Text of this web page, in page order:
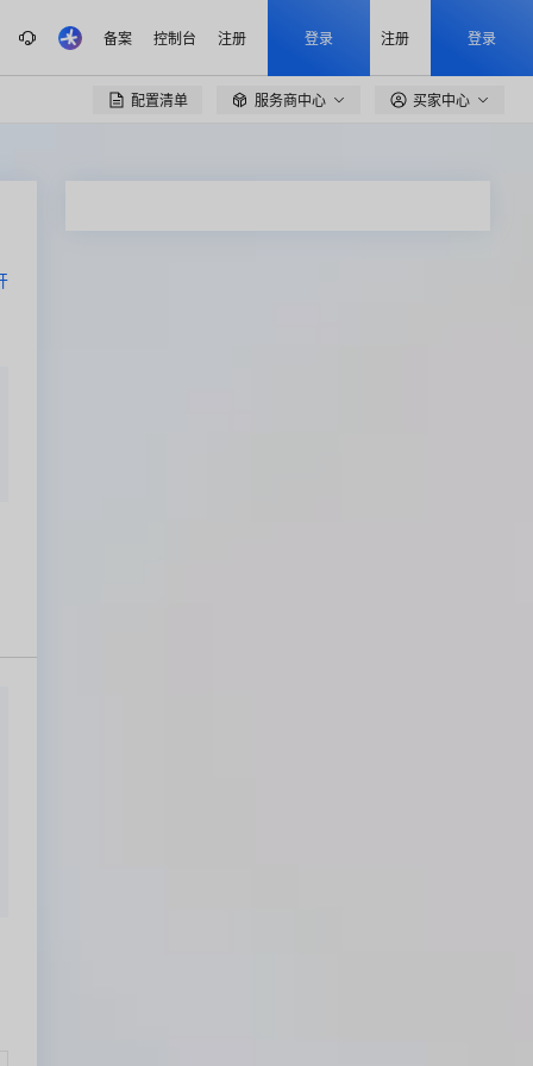
备案 控制台 注册 登录 注册 登录
配置清单  服务商中心 买家中心